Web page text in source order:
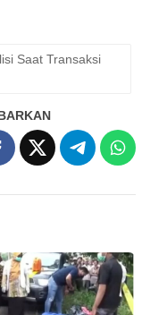
Saat Transaksi